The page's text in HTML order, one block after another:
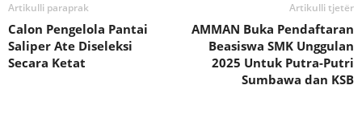
Artikulli paraprak
Calon Pengelola Pantai
Saliper Ate Diseleksi
Secara Ketat
Artikulli tjetër
AMMAN Buka Pendaftaran
Beasiswa SMK Unggulan
2025 Untuk Putra-Putri
Sumbawa dan KSB